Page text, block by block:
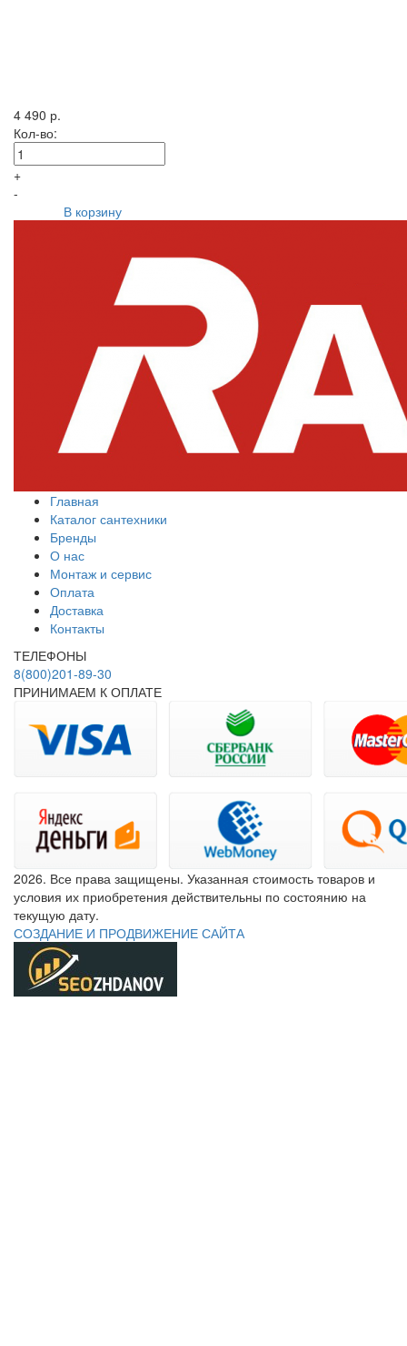
4 490 р.
Кол-во:
+
-
В корзину
Главная
Каталог сантехники
Бренды
О нас
Монтаж и сервис
Оплата
Доставка
Контакты
ТЕЛЕФОНЫ
8(800)201-89-30
ПРИНИМАЕМ К ОПЛАТЕ
2026. Все права защищены. Указанная стоимость товаров и
условия их приобретения действительны по состоянию на
текущую дату.
СОЗДАНИЕ И ПРОДВИЖЕНИЕ САЙТА